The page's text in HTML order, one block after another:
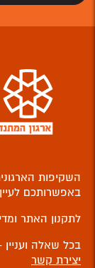
השקיפות
באפשרותכם לעיין
לתקנון האתר
בכל שאלה
יצירת קשר